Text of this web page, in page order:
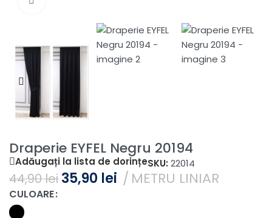
Draperie EYFEL Negru 20194
Adăugați la lista de dorințeSKU: 22014
44,90lei 35,90 lei METRU LINIAR
CULOARE